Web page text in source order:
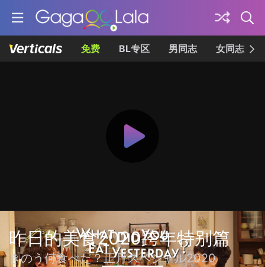
免费 BL专区 男同志 女同志
昨日的美食2020跨年特别篇
きのう何食べた？正月スペシャル2020